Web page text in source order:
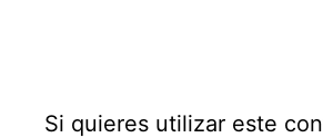
Si quieres utilizar este